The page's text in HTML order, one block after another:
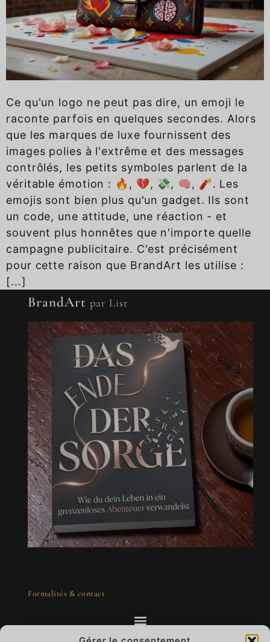
Ce qu'un logo ne peut pas dire, un emoji le
raconte parfois en quelques secondes. Alors
que les marques de luxe fournissent des
images polies à l'extrême et des messages
contrôlés, les petits symboles parlent de la
véritable émotion : 🔥, 💔, 💸, 🧠, 🧨. Les
emojis sont bien plus qu'un gadget. Ils sont
un code, une attitude, une réaction - et
souvent plus honnêtes que n'importe quelle
campagne publicitaire. C'est précisément
pour cette raison que BrandArt les utilise :
[...]
BrandArt par List
Formalités & contact